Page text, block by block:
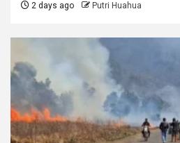
2 days ago Putri Huahua